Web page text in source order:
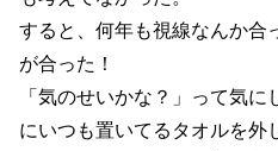
すると、何年も視線なんか合
が合った！
「気のせいかな？」って気
にいつも置いてるタオルを外